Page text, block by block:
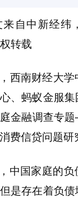
自中新经纬
转载
南财经大学
、蚂蚁金服
金融调查专
费信贷问题研
国家庭的负
是存在着负